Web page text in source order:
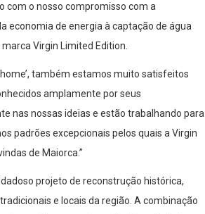
com o nosso compromisso com a
economia de energia à captação de água
Virgin Limited Edition.
também estamos muito satisfeitos
amplamente por seus
nas nossas ideias e estão trabalhando para
padrões excepcionais pelos quais a Virgin
de Maiorca.”
projeto de reconstrução histórica,
e locais da região. A combinação